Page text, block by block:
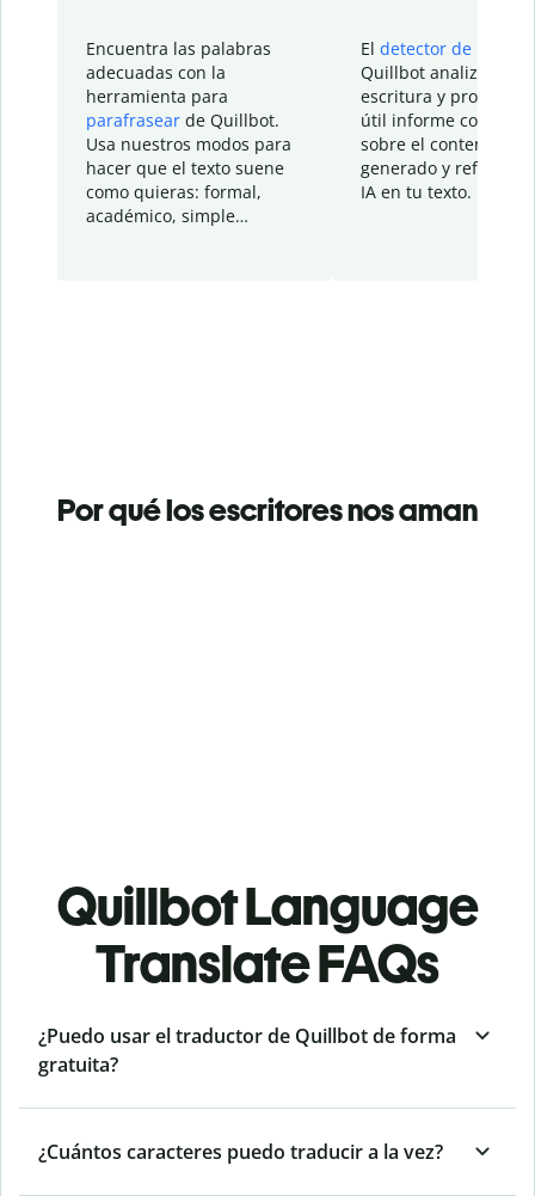
Encuentra las palabras
adecuadas con la
herramienta para
parafrasear de Quillbot.
Usa nuestros modos para
hacer que el texto suene
como quieras: formal,
académico, simple…
El detector de IA
Quillbot analiza tu
escritura y
útil informe con
sobre el contenido
generado y refinado
IA en tu texto.
Por qué los escritores nos aman
Quillbot Language
Translate FAQs
¿Puedo usar el traductor de Quillbot de forma
gratuita?
¿Cuántos caracteres puedo traducir a la vez?